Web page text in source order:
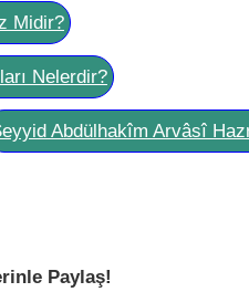
Midir?
Nelerdir?
Abdülhakîm Arvâsî
Paylaş!